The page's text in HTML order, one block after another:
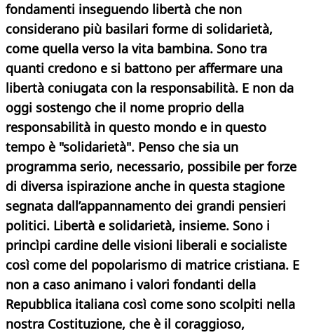
fondamenti inseguendo libertà che non
considerano più basilari forme di solidarietà,
come quella verso la vita bambina. Sono tra
quanti credono e si battono per affermare una
libertà coniugata con la responsabilità. E non da
oggi sostengo che il nome proprio della
responsabilità in questo mondo e in questo
tempo è "solidarietà". Penso che sia un
programma serio, necessario, possibile per forze
di diversa ispirazione anche in questa stagione
segnata dall’appannamento dei grandi pensieri
politici. Libertà e solidarietà, insieme. Sono i
princìpi cardine delle visioni liberali e socialiste
così come del popolarismo di matrice cristiana. E
non a caso animano i valori fondanti della
Repubblica italiana così come sono scolpiti nella
nostra Costituzione, che è il coraggioso,